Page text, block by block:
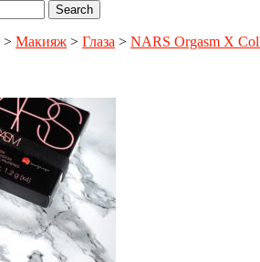
> Макияж > Глаза > NARS Orgasm X